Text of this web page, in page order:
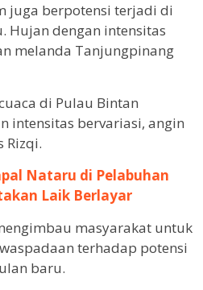
juga berpotensi terjadi di
Hujan dengan intensitas
melanda Tanjungpinang
di Pulau Bintan
intensitas bervariasi, angin
Rizqi.
Nataru di Pelabuhan
Laik Berlayar
masyarakat untuk
terhadap potensi
baru.